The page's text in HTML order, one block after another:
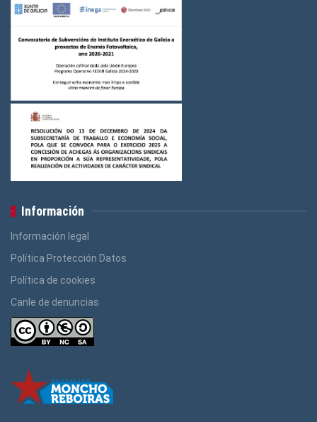
Información
Información legal
Política Protección Datos
Política de cookies
Canle de denuncias